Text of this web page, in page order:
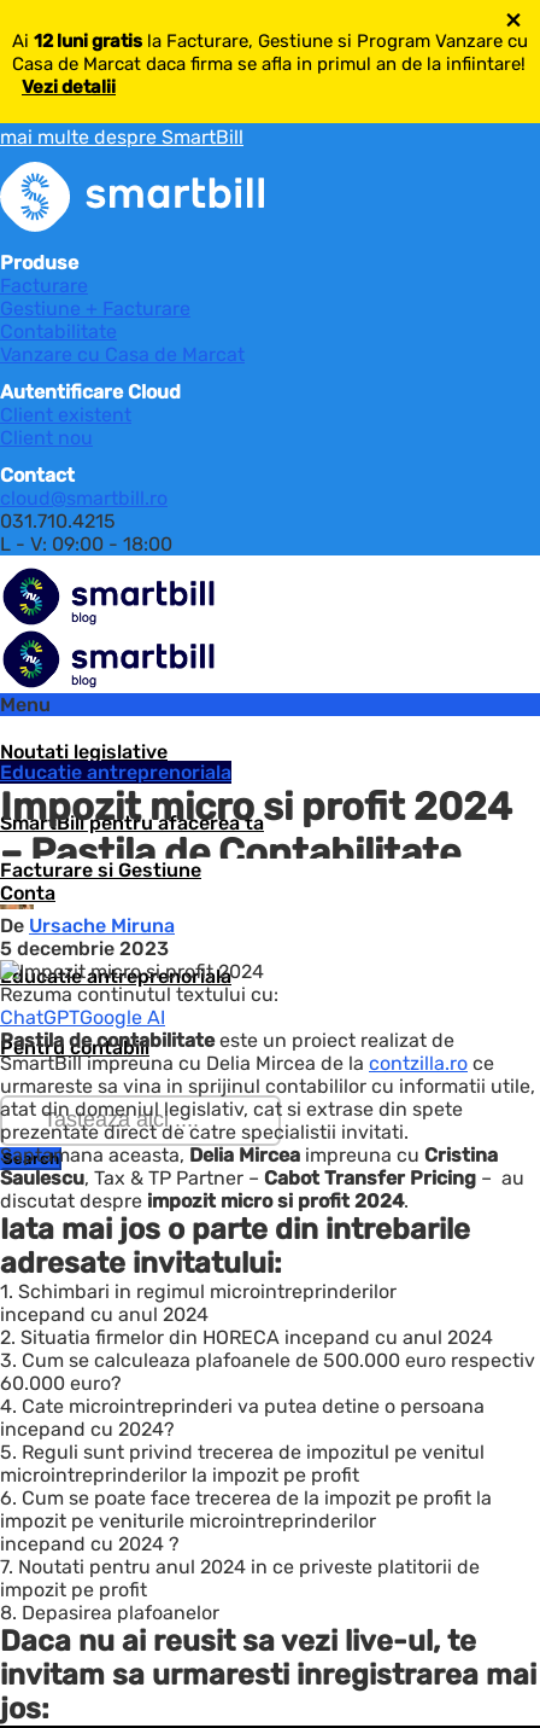
Ai 12 luni gratis la Facturare, Gestiune si Program Vanzare cu
Casa de Marcat daca firma se afla in primul an de la infiintare!
Vezi detalii
×
mai multe despre SmartBill
Produse
Facturare
Gestiune + Facturare
Contabilitate
Vanzare cu Casa de Marcat
Autentificare Cloud
Client existent
Client nou
Contact
cloud@smartbill.ro
031.710.4215
L - V: 09:00 - 18:00
Menu
Noutati legislative
SmartBill pentru afacerea ta
Facturare si Gestiune
Conta
Educatie antreprenoriala
Pentru contabili
Educatie antreprenoriala
Impozit micro si profit 2024
– Pastila de Contabilitate
De Ursache Miruna
5 decembrie 2023
Rezuma continutul textului cu:
ChatGPTGoogle AI
Pastila de contabilitateeste un proiect realizat de
SmartBill impreuna cu Delia Mircea de la contzilla.ro ce
urmareste sa vina in sprijinul contabililor cu informatii utile,
atat din domeniul legislativ, cat si extrase din spete
prezentate direct de catre specialistii invitati.
Saptamana aceasta, Delia Mircea impreuna cu Cristina
Saulescu, Tax & TP Partner – Cabot Transfer Pricing – au
discutat despre impozit micro si profit 2024.
Iata mai jos o parte din intrebarile
adresate invitatului:
1. Schimbari in regimul microintreprinderilor
incepand cu anul 2024
2. Situatia firmelor din HORECA incepand cu anul 2024
3. Cum se calculeaza plafoanele de 500.000 euro respectiv
60.000 euro?
4. Cate microintreprinderi va putea detine o persoana
incepand cu 2024?
5. Reguli sunt privind trecerea de impozitul pe venitul
microintreprinderilor la impozit pe profit
6. Cum se poate face trecerea de la impozit pe profit la
impozit pe veniturile microintreprinderilor
incepand cu 2024 ?
7. Noutati pentru anul 2024 in ce priveste platitorii de
impozit pe profit
8. Depasirea plafoanelor
Daca nu ai reusit sa vezi live-ul, te
invitam sa urmaresti inregistrarea mai
jos: